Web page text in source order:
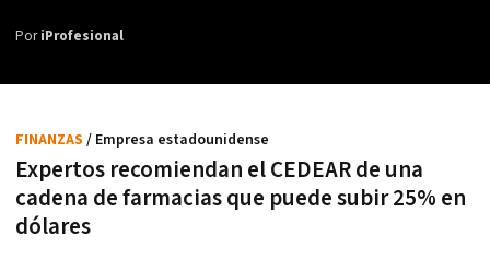
PoriProfesional
Expertos recomiendan el CEDEAR de una
cadena de farmacias que puede subir 25% en
dólares
FINANZAS / Empresa estadounidense